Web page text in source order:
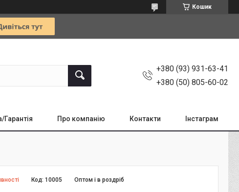
Кошик
+380 (93) 931-63-41
+380 (50) 805-60-02
Про компанію Контакти Інстаграм
Оптом і в роздріб
Код:10005